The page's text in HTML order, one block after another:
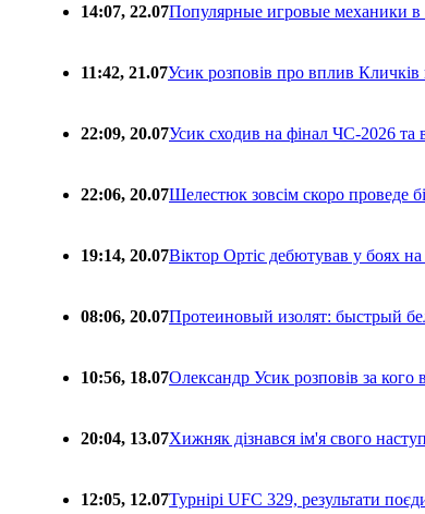
14:07, 22.07Популярные игровые механики
11:42, 21.07Усик розповів про вплив Кличків
22:09, 20.07Усик сходив на фінал ЧС-2026 та
22:06, 20.07Шелестюк зовсім скоро проведе
19:14, 20.07Віктор Ортіс дебютував у боях
08:06, 20.07Протеиновый изолят: быстрый
10:56, 18.07Олександр Усик розповів за кого
20:04, 13.07Хижняк дізнався ім'я свого
12:05, 12.07Турнірі UFC 329, результати